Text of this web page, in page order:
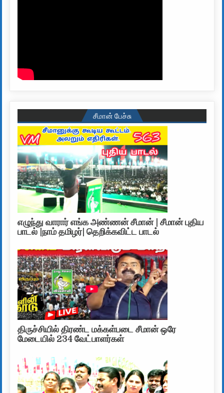
சீமான் பேச்சு
எழுந்து வாரார் எங்க அண்ணன் சீமான் | சீமான் புதிய
பாடல் |நாம் தமிழர்| தெறிக்கவிட்ட பாடல்
திருச்சியில் திரண்ட மக்கள்படை சீமான் ஒரே
மேடையில் 234 வேட்பாளர்கள்